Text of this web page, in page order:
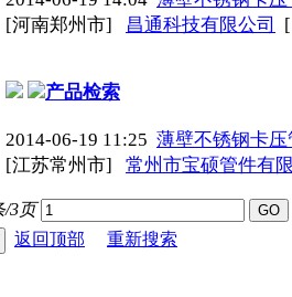
[河南郑州市]
昌通科技有限公司
产品检索
2014-06-19 11:25 薄壁不锈钢卡压
[江苏常州市]
常州市宝硕管件有
/3页
返回顶部
重新搜索